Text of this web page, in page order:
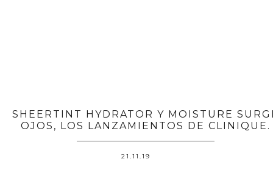
SHEERTINT HYDRATOR Y MOISTURE
OJOS, LOS LANZAMIENTOS DE CLINIQUE.
21.11.19